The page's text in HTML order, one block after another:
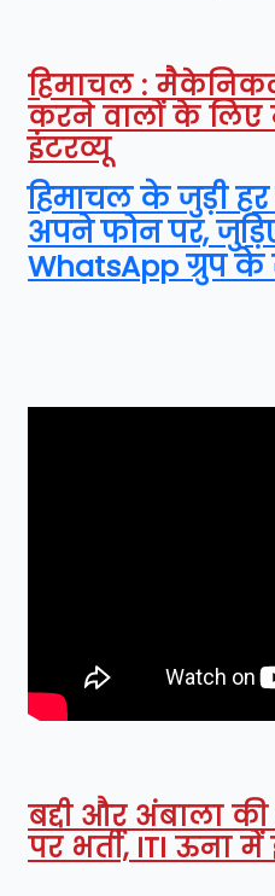
हिमाचल :
करने वालों के लिए
इंटरव्यू
हिमाचल के जुड़ी
अपने फोन पर,
WhatsApp ग्रुप के
बद्दी और अंबाला
पर भर्ती, ITI ऊना